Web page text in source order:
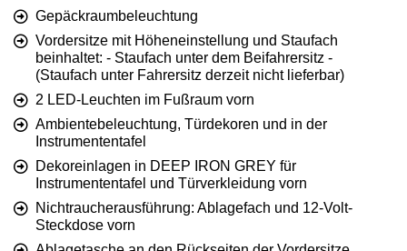
Gepäckraumbeleuchtung
Vordersitze mit Höheneinstellung und Staufach
beinhaltet: - Staufach unter dem Beifahrersitz -
(Staufach unter Fahrersitz derzeit nicht lieferbar)
2 LED-Leuchten im Fußraum vorn
Ambientebeleuchtung, Türdekoren und in der
Instrumententafel
Dekoreinlagen in DEEP IRON GREY für
Instrumententafel und Türverkleidung vorn
Nichtraucherausführung: Ablagefach und 12-Volt-
Steckdose vorn